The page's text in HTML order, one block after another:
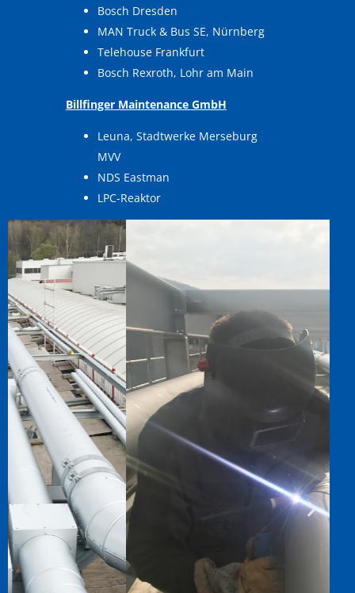
Bosch Dresden
MAN Truck & Bus SE, Nürnberg
Telehouse Frankfurt
Bosch Rexroth, Lohr am Main
Billfinger Maintenance GmbH
Leuna, Stadtwerke Merseburg
MVV
NDS Eastman
LPC-Reaktor